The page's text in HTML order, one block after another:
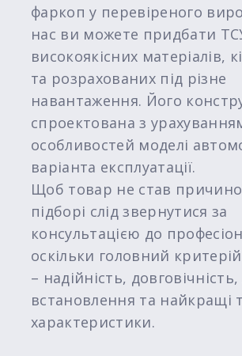
фаркоп у перевіреного
нас ви можете придбати
високоякісних матеріалів,
та розрахованих під різне
навантаження. Його
спроектована з
особливостей моделі
варіанта експлуатації.
Щоб товар не став
підборі слід звернутися за
консультацією до
оскільки головний
– надійність, довговічність,
встановлення та найкращі
характеристики.